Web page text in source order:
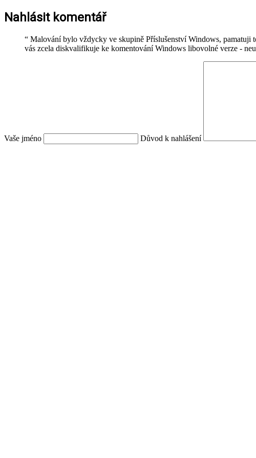
Nahlásit komentář
“ Malování bylo vždycky ve skupině Příslušenství Windows, pamatuji
vás zcela diskvalifikuje ke komentování Windows libovolné verze -
Vaše jméno Důvod k nahlášení